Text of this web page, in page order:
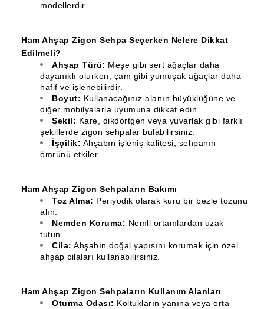
Havalı ve Estetik Dekoratif Ürün İmalatı, Modelleri
Ham Ahşap Avangard Dolap Koltuk Ayak İmalatı Modelleri
Ham Ahşap Avangard Masa Ayakları İmalatı Modelleri
Ham Ahşap Avangard Sehpa, Sandalye, Puf Ayakları İmalatı,
Modell
modellerdir.
Ham Ahşap Zigon Sehpa Seçerken Nelere Dikkat
Edilmeli?
Ahşap Türü: Meşe gibi sert ağaçlar daha
dayanıklı olurken, çam gibi yumuşak ağaçlar daha
hafif ve işlenebilirdir.
Boyut: Kullanacağınız alanın büyüklüğüne ve
diğer mobilyalarla uyumuna dikkat edin.
Şekil: Kare, dikdörtgen veya yuvarlak gibi farklı
şekillerde zigon sehpalar bulabilirsiniz.
İşçilik: Ahşabın işleniş kalitesi, sehpanın
ömrünü etkiler.
Ham Ahşap Zigon Sehpaların Bakımı
Toz Alma: Periyodik olarak kuru bir bezle tozunu
alın.
Nemden Koruma: Nemli ortamlardan uzak
tutun.
Cila: Ahşabın doğal yapısını korumak için özel
ahşap cilaları kullanabilirsiniz.
Ham Ahşap Zigon Sehpaların Kullanım Alanları
Oturma Odası: Koltukların yanına veya orta